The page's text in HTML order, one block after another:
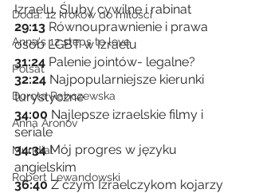
Doda. 12 kroków do miłości
Anna's 12 steps to love
Polsat
Dorota Rabczewska
Anna Aronov
Mundial
Robert Lewandowski
Izraelu. Śluby cywilne i rabinat
29:13 Równouprawnienie i prawa
osób LGBT w Izraelu
31:24 Palenie jointów- legalne?
32:24 Najpopularniejsze kierunki
turystyczne
34:00 Najlepsze izraelskie filmy i
seriale
34:34 Mój progres w języku
angielskim
36:40 Z czym Izraelczykom kojarzy